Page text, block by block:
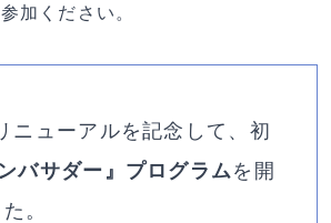
加ください。
ニューアルを記念して、初
バサダー』プログラムを開
。